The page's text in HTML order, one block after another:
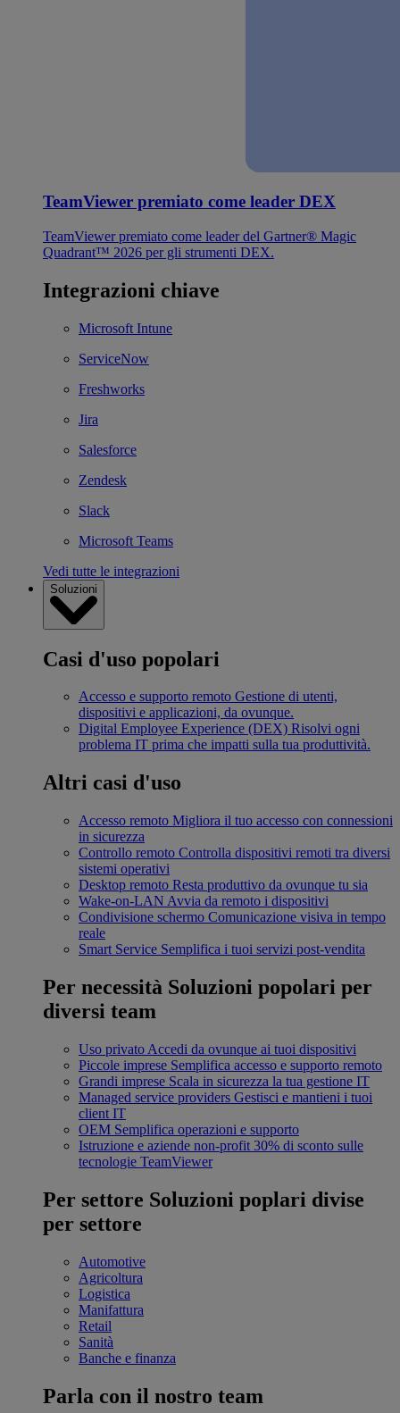
TeamViewer premiato come leader DEX
TeamViewer premiato come leader del Gartner® Magic
Quadrant™ 2026 per gli strumenti DEX.
Integrazioni chiave
Microsoft Intune
ServiceNow
Freshworks
Jira
Salesforce
Zendesk
Slack
Microsoft Teams
Vedi tutte le integrazioni
Soluzioni
Casi d'uso popolari
Accesso e supporto remoto Gestione di utenti,
dispositivi e applicazioni, da ovunque.
Digital Employee Experience (DEX) Risolvi ogni
problema IT prima che impatti sulla tua produttività.
Altri casi d'uso
Accesso remoto Migliora il tuo accesso con connessioni
in sicurezza
Controllo remoto Controlla dispositivi remoti tra diversi
sistemi operativi
Desktop remoto Resta produttivo da ovunque tu sia
Wake-on-LAN Avvia da remoto i dispositivi
Condivisione schermo Comunicazione visiva in tempo
reale
Smart Service Semplifica i tuoi servizi post-vendita
Per necessità Soluzioni popolari per
diversi team
Uso privato Accedi da ovunque ai tuoi dispositivi
Piccole imprese Semplifica accesso e supporto remoto
Grandi imprese Scala in sicurezza la tua gestione IT
Managed service providers Gestisci e mantieni i tuoi
client IT
OEM Semplifica operazioni e supporto
Istruzione e aziende non-profit 30% di sconto sulle
tecnologie TeamViewer
Per settore Soluzioni poplari divise
per settore
Automotive
Agricoltura
Logistica
Manifattura
Retail
Sanità
Banche e finanza
Parla con il nostro team